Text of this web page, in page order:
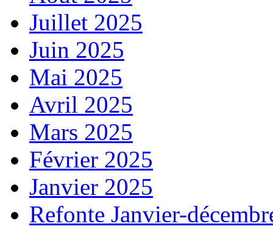
Juillet 2025
Juin 2025
Mai 2025
Avril 2025
Mars 2025
Février 2025
Janvier 2025
Refonte Janvier-